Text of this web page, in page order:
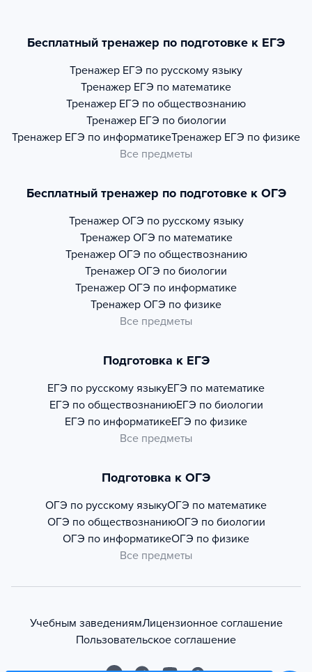
Бесплатный тренажер по подготовке к ЕГЭ
Тренажер ЕГЭ по русскому языку
Тренажер ЕГЭ по математике
Тренажер ЕГЭ по обществознанию
Тренажер ЕГЭ по биологии
Тренажер ЕГЭ по информатикеТренажер ЕГЭ по физике
Все предметы
Бесплатный тренажер по подготовке к ОГЭ
Тренажер ОГЭ по русскому языку
Тренажер ОГЭ по математике
Тренажер ОГЭ по обществознанию
Тренажер ОГЭ по биологии
Тренажер ОГЭ по информатике
Тренажер ОГЭ по физике
Все предметы
Подготовка к ЕГЭ
ЕГЭ по русскому языкуЕГЭ по математике
ЕГЭ по обществознаниюЕГЭ по биологии
ЕГЭ по информатикеЕГЭ по физике
Все предметы
Подготовка к ОГЭ
ОГЭ по русскому языкуОГЭ по математике
ОГЭ по обществознаниюОГЭ по биологии
ОГЭ по информатикеОГЭ по физике
Все предметы
Учебным заведениямЛицензионное соглашение
Пользовательское соглашение